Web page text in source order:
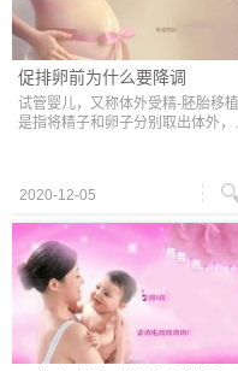
促排卵前为什么要降调
试管婴儿，又称体外受精-胚胎移植
是指将精子和卵子分别取出体外，
母亲的宫腔，使胚胎在母亲体内继
2020-12-05